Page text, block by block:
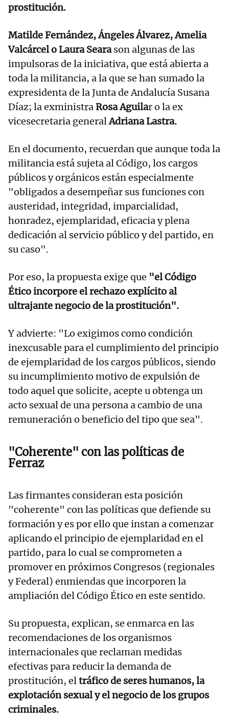
prostitución.
Matilde Fernández, Ángeles Álvarez, Amelia
Valcárcel o Laura Searason algunas de las
impulsoras de la iniciativa, que está abierta a
toda la militancia, a la que se han sumado la
expresidenta de la Junta de Andalucía Susana
Díaz; la exministraRosa Aguilar o la ex
vicesecretaria generalAdriana Lastra.
En el documento, recuerdan que aunque toda la
militancia está sujeta al Código, los cargos
públicos y orgánicos están especialmente
"obligados a desempeñar sus funciones con
austeridad, integridad, imparcialidad,
honradez, ejemplaridad, eficacia y plena
dedicación al servicio público y del partido, en
su caso".
Por eso, la propuesta exige que "el Código
Ético incorpore el rechazo explícito al
ultrajante negocio de la prostitución".
Y advierte: "Lo exigimos como condición
inexcusable para el cumplimiento del principio
de ejemplaridad de los cargos públicos, siendo
su incumplimiento motivo de expulsión de
todo aquel que solicite, acepte u obtenga un
acto sexual de una persona a cambio de una
remuneración o beneficio del tipo que sea".
"Coherente" con las políticas de
Ferraz
Las firmantes consideran esta posición
"coherente" con las políticas que defiende su
formación y es por ello que instan a comenzar
aplicando el principio de ejemplaridad en el
partido, para lo cual se comprometen a
promover en próximos Congresos (regionales
y Federal) enmiendas que incorporen la
ampliación del Código Ético en este sentido.
Su propuesta, explican, se enmarca en las
recomendaciones de los organismos
internacionales que reclaman medidas
efectivas para reducir la demanda de
prostitución, eltráfico de seres humanos, la
explotación sexual y el negocio de los grupos
criminales.